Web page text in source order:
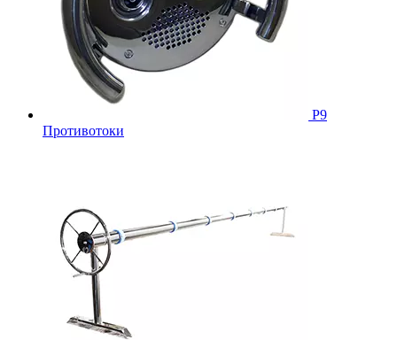
Р9
Противотоки